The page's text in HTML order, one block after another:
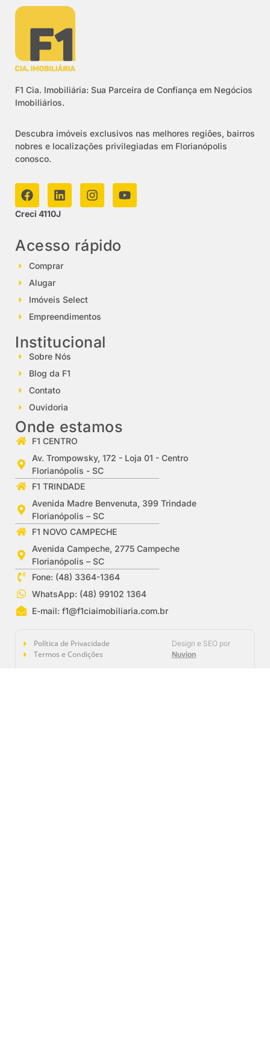
F1 Cia. Imobiliária: Sua Parceira de Confiança em Negócios
Imobiliários.
Descubra imóveis exclusivos nas melhores regiões, bairros
nobres e localizações privilegiadas em Florianópolis
conosco.
Creci 4110J
Acesso rápido
Comprar
Alugar
Imóveis Select
Empreendimentos
Institucional
Sobre Nós
Blog da F1
Contato
Ouvidoria
Onde estamos
F1 CENTRO
Av. Trompowsky, 172 - Loja 01 - Centro
Florianópolis - SC
F1 TRINDADE
Avenida Madre Benvenuta, 399 Trindade
Florianópolis – SC
F1 NOVO CAMPECHE
Avenida Campeche, 2775 Campeche
Florianópolis – SC
Fone: (48) 3364-1364
WhatsApp: (48) 99102 1364
E-mail:f1@f1ciaimobiliaria.com.br
Política de Privacidade
Termos e Condições
Design e SEO por
Nuvion